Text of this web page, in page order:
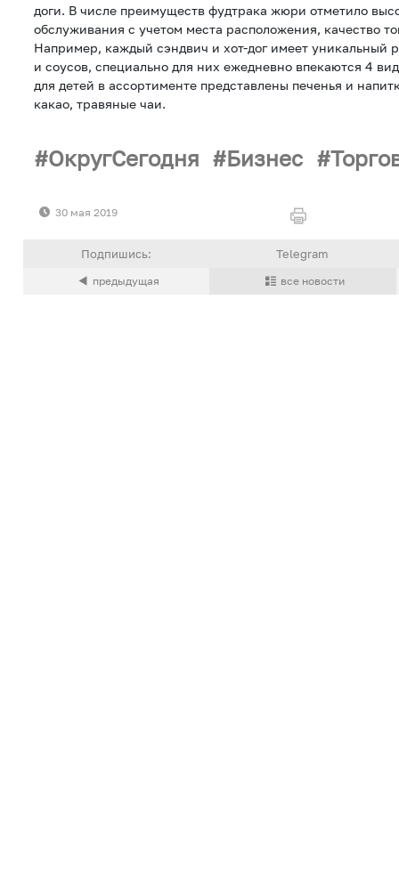
доги. В числе преимуществ фудтрака жюри отметило
обслуживания с учетом места расположения, качество
Например, каждый сэндвич и хот-дог имеет уникальный
и соусов, специально для них ежедневно впекаются 4
для детей в ассортименте представлены печенья и
какао, травяные чаи.
ОкругСегодня Бизнес
30 мая 2019